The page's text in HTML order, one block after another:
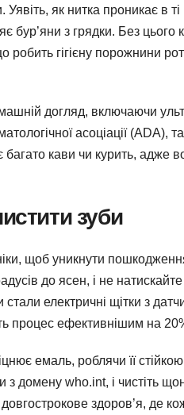
як нитка проникає в ті
з грядки. Без цього
гігієну порожнини
догляд, включаючи
асоціації (ADA),
багато кави чи курить, адже
зуби
щоб уникнути
до ясен, і не
електричні щітки з
процес ефективнішим на
емаль, роблячи її стійкою
з домену who.int, і чистіть
довгострокове здоров’я, де